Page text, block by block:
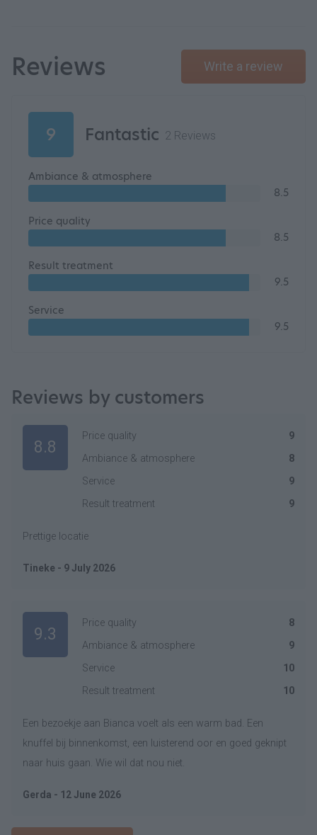
Reviews Write a review
9 Fantastic 2 Reviews
Ambiance & atmosphere
8.5
Price quality
8.5
Result treatment
9.5
Service
9.5
Reviews by customers
8.8
Price quality
9
Ambiance & atmosphere
8
Service
9
Result treatment
9
Prettige locatie
Tineke - 9 July 2026
9.3
Price quality
8
Ambiance & atmosphere
9
Service
10
Result treatment
10
Een bezoekje aan Bianca voelt als een warm bad. Een
knuffel bij binnenkomst, een luisterend oor en goed geknipt
naar huis gaan. Wie wil dat nou niet.
Gerda - 12 June 2026